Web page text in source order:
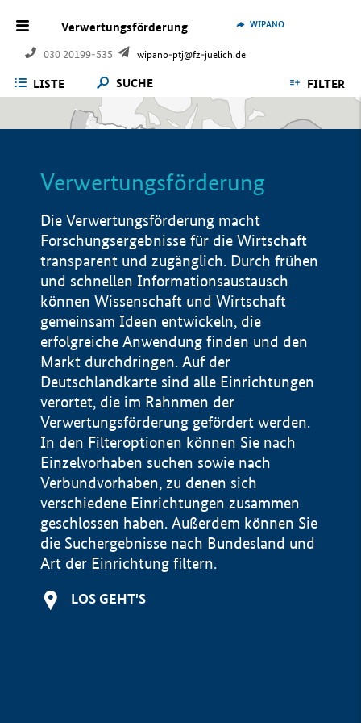
Verwertungsförderung
030 20199-535 wipano-ptj@fz-juelich.de
WIPANO
LISTE SUCHE FILTER
Verwertungsförderung
Die Verwertungsförderung macht
Forschungsergebnisse für die Wirtschaft
transparent und zugänglich. Durch frühen
und schnellen Informationsaustausch
können Wissenschaft und Wirtschaft
gemeinsam Ideen entwickeln, die
erfolgreiche Anwendung finden und den
Markt durchdringen. Auf der
Deutschlandkarte sind alle Einrichtungen
verortet, die im Rahnmen der
Verwertungsförderung gefördert werden.
In den Filteroptionen können Sie nach
Einzelvorhaben suchen sowie nach
Verbundvorhaben, zu denen sich
verschiedene Einrichtungen zusammen
geschlossen haben. Außerdem können Sie
die Suchergebnisse nach Bundesland und
Art der Einrichtung filtern.
LOS GEHT'S